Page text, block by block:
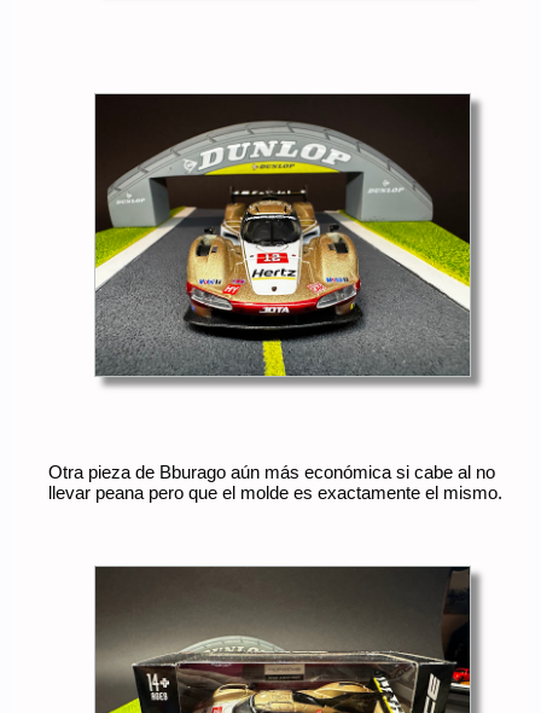
Otra pieza de Bburago aún más económica si cabe al no
llevar peana pero que el molde es exactamente el mismo.